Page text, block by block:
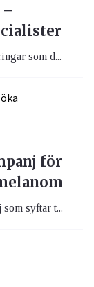
–
som d...
för
syftar t...